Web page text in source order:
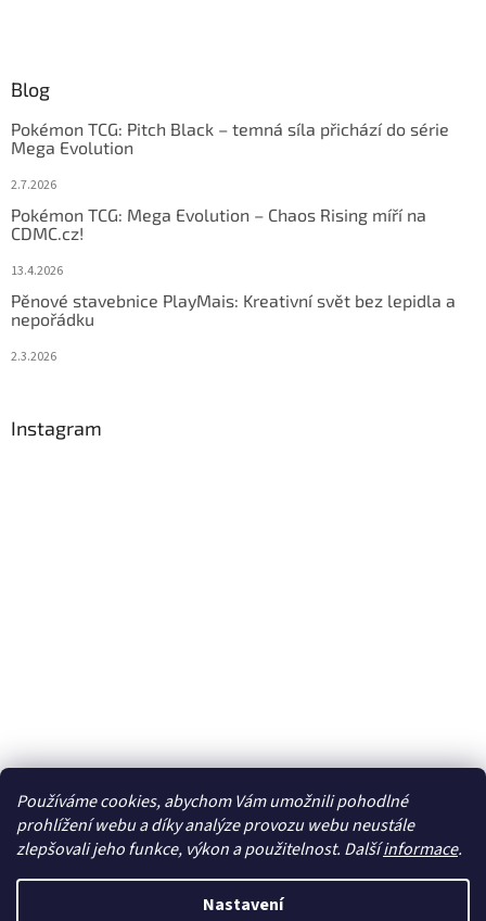
Používáme cookies, abychom Vám umožnili pohodlné
prohlížení webu a díky analýze provozu webu neustále
zlepšovali jeho funkce, výkon a použitelnost. Dalšíinformace.
Nastavení
Blog
Pokémon TCG: Pitch Black – temná síla přichází do série
Mega Evolution
2.7.2026
Pokémon TCG: Mega Evolution – Chaos Rising míří na
CDMC.cz!
13.4.2026
Pěnové stavebnice PlayMais: Kreativní svět bez lepidla a
nepořádku
2.3.2026
Instagram
Sledovat na Instagramu